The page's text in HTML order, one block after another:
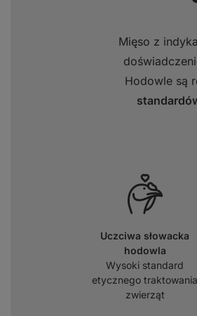
Mięso z
Hodowle są
Uczciwa słowacka
hodowla
Wysoki standard
etycznego traktowania
zwierząt